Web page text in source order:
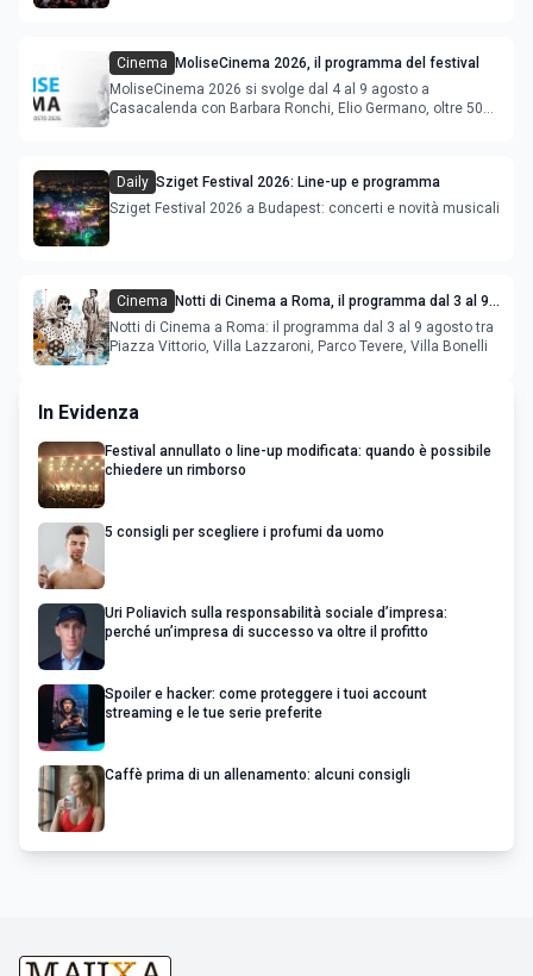
Cinema
MoliseCinema 2026, il programma del festival
MoliseCinema 2026 si svolge dal 4 al 9 agosto a
Casacalenda con Barbara Ronchi, Elio Germano, oltre 50
Daily Sziget Festival 2026: Line-up e programma
Sziget Festival 2026 a Budapest: concerti e novità musicali
Cinema
Notti di Cinema a Roma, il programma dal 3 al 9
agosto
Notti di Cinema a Roma: il programma dal 3 al 9 agosto tra
Piazza Vittorio, Villa Lazzaroni, Parco Tevere, Villa Bonelli
In Evidenza
Festival annullato o line-up modificata: quando è possibile
chiedere un rimborso
5 consigli per scegliere i profumi da uomo
Uri Poliavich sulla responsabilità sociale d’impresa:
perché un’impresa di successo va oltre il profitto
Spoiler e hacker: come proteggere i tuoi account
streaming e le tue serie preferite
Caffè prima di un allenamento: alcuni consigli